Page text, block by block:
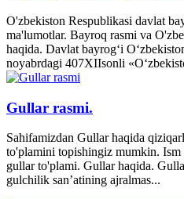
O'zbekiston Respublikasi davlat
ma'lumotlar. Bayroq rasmi va
haqida. Davlat bayrog‘i
noyabrdagi 407­XII­sonli
Gullar rasmi.
Sahifamizdan Gullar haqida
to'plamini topishingiz mumkin.
gullar to'plami. Gullar haqida.
gulchilik san’atining ajralmas...